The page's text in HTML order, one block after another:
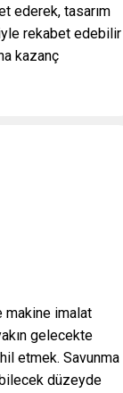
ederek, tasarım
rekabet edebilir
kazanç
makine imalat
gelecekte
etmek. Savunma
düzeyde